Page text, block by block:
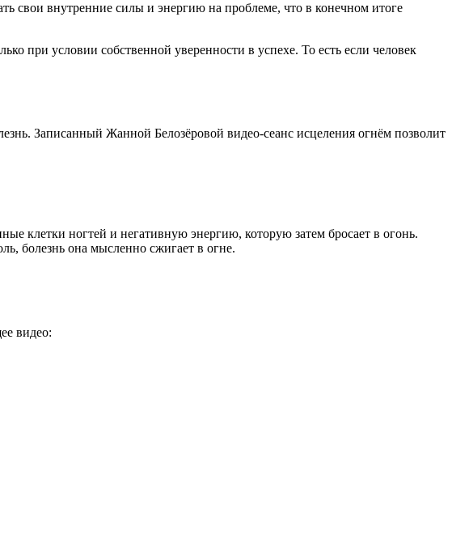
свои внутренние силы и энергию на проблеме, что в конечном итоге
при условии собственной уверенности в успехе. То есть если человек
Записанный Жанной Белозёровой видео-сеанс исцеления огнём позволит
клетки ногтей и негативную энергию, которую затем бросает в огонь.
болезнь она мысленно сжигает в огне.
видео: